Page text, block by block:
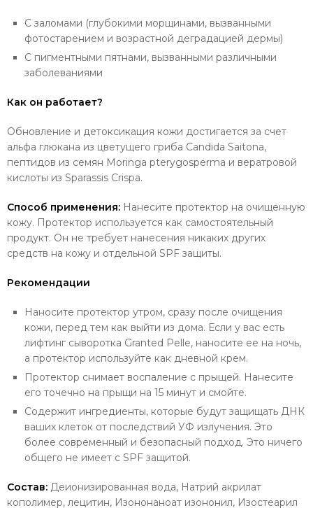
С заломами (глубокими морщинами, вызванными
фотостарением и возрастной деградацией дермы)
С пигментными пятнами, вызванными различными
заболеваниями
Как он работает?
Обновление и детоксикация кожи достигается за счет
альфа глюкана из цветущего гриба Candida Saitona,
пептидов из семян Moringa pterygosperma и вератровой
кислоты из Sparassis Crispa.
Способ применения: Нанесите протектор на очищенную
кожу. Протектор используется как самостоятельный
продукт. Он не требует нанесения никаких других
средств на кожу и отдельной SPF защиты.
Рекомендации
Наносите протектор утром, сразу после очищения
кожи, перед тем как выйти из дома. Если у вас есть
лифтинг сыворотка Granted Pelle, наносите ее на ночь,
а протектор используйте как дневной крем.
Протектор снимает воспаление с прыщей. Нанесите
его точечно на прыщи на 15 минут и смойте.
Содержит ингредиенты, которые будут защищать ДНК
ваших клеток от последствий УФ излучения. Это
более современный и безопасный подход. Это ничего
общего не имеет с SPF защитой.
Состав: Деионизированная вода, Натрий акрилат
кополимер, лецитин, Изононаноат изононил, Изостеарил